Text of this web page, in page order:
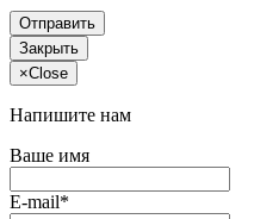
Отправить
Закрыть
×Close
Напишите нам
Ваше имя
E-mail*